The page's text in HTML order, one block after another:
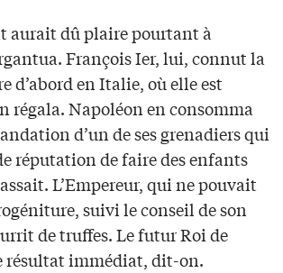
aurait dû plaire pourtant à
François Ier, lui, connut la
d’abord en Italie, où elle est
régala. Napoléon en consomma
d’un de ses grenadiers qui
réputation de faire des enfants
L’Empereur, qui ne pouvait
suivi le conseil de son
de truffes. Le futur Roi de
résultat immédiat, dit-on.